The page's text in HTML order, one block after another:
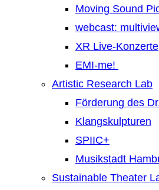
Moving Sound
webcast:
XR Live-Konzerte
EMI-me!
Artistic Research Lab
Förderung des
Klangskulpturen
SPIIC+
Musikstadt
Sustainable Theater